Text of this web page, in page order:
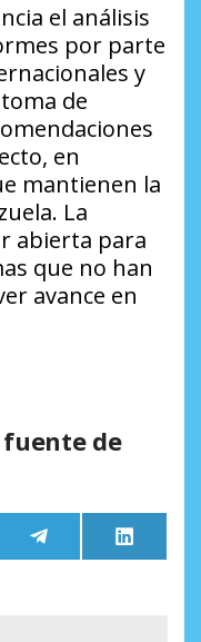
el análisis
por parte
y
de
en
mantienen la
La
abierta para
que no han
avance en
fuente de
Compartir
en
Telegram
en
LinkedIn